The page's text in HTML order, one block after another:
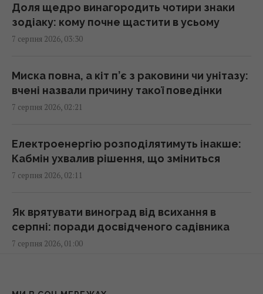
Кинджал Тутанхамона виявився викуваним
із позаземного металу, - археологи
США запровадили нові санкції проти Куби
за співпрацю з Китаєм та РФ, - Bloomberg
Як вибратися з багнюки на автомобілі:
названо простий предмет у салоні, що
01:23 п'ятниця, 07 серпня 2026
"Достатньо, щоб вижити, а не перемогти":
Доля щедро винагородить чотири знаки
зодіаку: кому почне щастити в усьому
7 серпня 2026, 03:30
Миска повна, а кіт п’є з раковини чи унітазу:
вчені назвали причину такої поведінки
7 серпня 2026, 02:21
Електроенергію розподілятимуть інакше:
Кабмін ухвалив рішення, що зміниться
7 серпня 2026, 02:11
Як врятувати виноград від всихання в
серпні: поради досвідченого садівника
7 серпня 2026, 01:00